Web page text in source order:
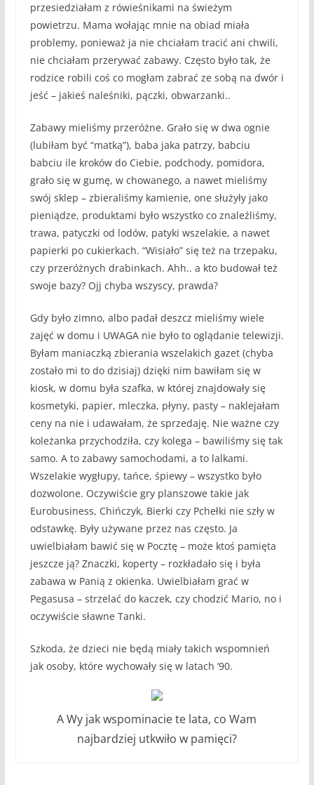
przesiedziałam z rówieśnikami na świeżym
powietrzu. Mama wołając mnie na obiad miała
problemy, ponieważ ja nie chciałam tracić ani chwili,
nie chciałam przerywać zabawy. Często było tak, że
rodzice robili coś co mogłam zabrać ze sobą na dwór i
jeść – jakieś naleśniki, pączki, obwarzanki..
Zabawy mieliśmy przeróżne. Grało się w dwa ognie
(lubiłam być “matką”), baba jaka patrzy, babciu
babciu ile kroków do Ciebie, podchody, pomidora,
grało się w gumę, w chowanego, a nawet mieliśmy
swój sklep – zbieraliśmy kamienie, one służyły jako
pieniądze, produktami było wszystko co znaleźliśmy,
trawa, patyczki od lodów, patyki wszelakie, a nawet
papierki po cukierkach. “Wisiało” się też na trzepaku,
czy przeróżnych drabinkach. Ahh.. a kto budował też
swoje bazy? Ojj chyba wszyscy, prawda?
Gdy było zimno, albo padał deszcz mieliśmy wiele
zajęć w domu i UWAGA nie było to oglądanie telewizji.
Byłam maniaczką zbierania wszelakich gazet (chyba
zostało mi to do dzisiaj) dzięki nim bawiłam się w
kiosk, w domu była szafka, w której znajdowały się
kosmetyki, papier, mleczka, płyny, pasty – naklejałam
ceny na nie i udawałam, że sprzedaję. Nie ważne czy
koleżanka przychodziła, czy kolega – bawiliśmy się tak
samo. A to zabawy samochodami, a to lalkami.
Wszelakie wygłupy, tańce, śpiewy – wszystko było
dozwolone. Oczywiście gry planszowe takie jak
Eurobusiness, Chińczyk, Bierki czy Pchełki nie szły w
odstawkę. Były używane przez nas często. Ja
uwielbiałam bawić się w Pocztę – może ktoś pamięta
jeszcze ją? Znaczki, koperty – rozkładało się i była
zabawa w Panią z okienka. Uwielbiałam grać w
Pegasusa – strzelać do kaczek, czy chodzić Mario, no i
oczywiście sławne Tanki.
Szkoda, że dzieci nie będą miały takich wspomnień
jak osoby, które wychowały się w latach ’90.
A Wy jak wspominacie te lata, co Wam
najbardziej utkwiło w pamięci?